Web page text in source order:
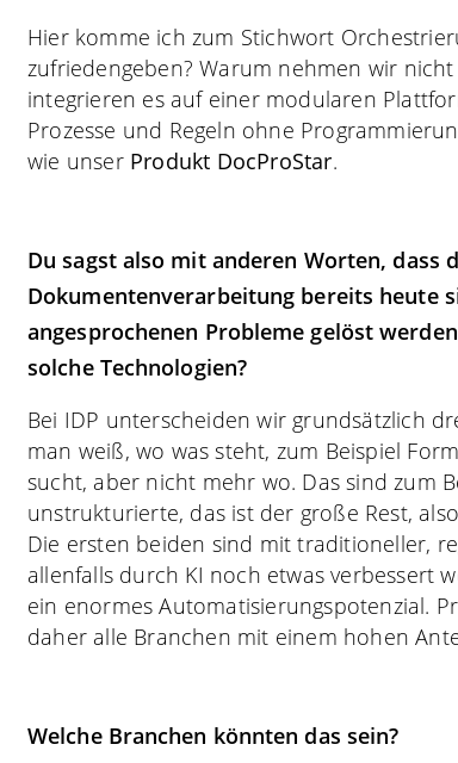
Hier komme ich zum Stichwort
zufriedengeben? Warum nehmen wir
integrieren es auf einer modularen
Prozesse und Regeln ohne
wie unser Produkt DocProStar.
Du sagst also mit anderen Worten, dass
Dokumentenverarbeitung bereits heute
angesprochenen Probleme gelöst
solche Technologien?
Bei IDP unterscheiden wir grundsätzlich
man weiß, wo was steht, zum Beispiel
sucht, aber nicht mehr wo. Das sind zum
unstrukturierte, das ist der große Rest,
Die ersten beiden sind mit traditioneller,
allenfalls durch KI noch etwas verbessert
ein enormes Automatisierungspotenzial.
daher alle Branchen mit einem hohen
Welche Branchen könnten das sein?